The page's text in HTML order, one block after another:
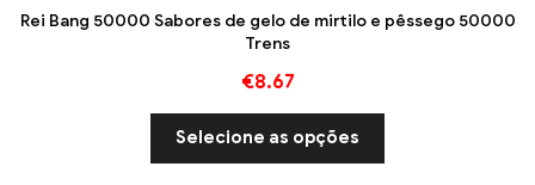
Rei Bang 50000 Sabores de gelo de mirtilo e pêssego 50000
Trens
€8.67
Selecione as opções